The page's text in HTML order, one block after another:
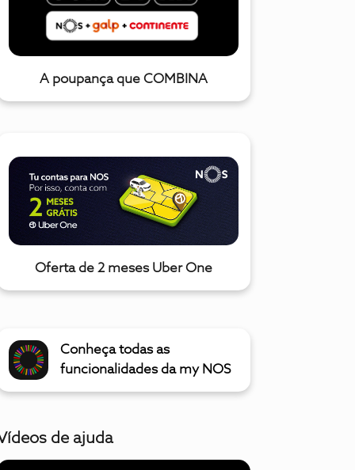
A poupança que COMBINA
Oferta de 2 meses Uber One
Conheça todas as
funcionalidades da my NOS
de ajuda